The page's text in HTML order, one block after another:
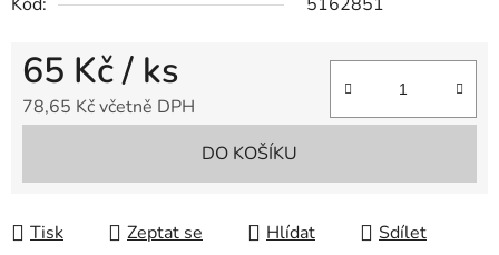
65 Kč/ ks
78,65 Kč včetně DPH
DO KOŠÍKU
Tisk Zeptat se Hlídat Sdílet